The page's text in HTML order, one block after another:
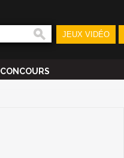
JEUX VIDÉO
CONCOURS